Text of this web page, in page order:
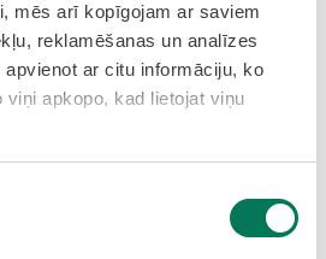
mēs arī kopīgojam ar saviem
reklamēšanas un analīzes
ar citu informāciju, ko
apkopo, kad lietojat viņu
2015.gada
ONP
un daļēju
novadā
Ražošanas
komerciālā
"ELEKOMS"
iekšējo
DKS